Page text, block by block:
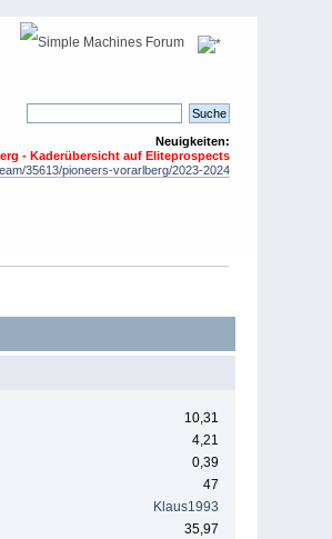
Neuigkeiten:
- Kaderübersicht auf Eliteprospects
35613/pioneers-vorarlberg/2023-2024
10,31
4,21
0,39
47
Klaus1993
35,97